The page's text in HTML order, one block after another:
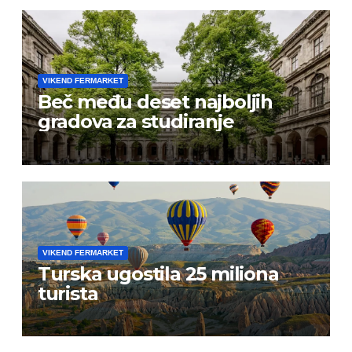
VIKEND FERMARKET
Beč među deset najboljih
gradova za studiranje
VIKEND FERMARKET
Turska ugostila 25 miliona
turista